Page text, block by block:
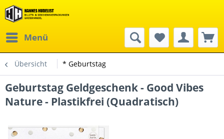
Menü
Übersicht * Geburtstag
Geburtstag Geldgeschenk - Good Vibes
Nature - Plastikfrei (Quadratisch)